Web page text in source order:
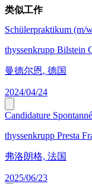
类似工作
Schülerpraktikum (m/
thyssenkrupp Bilstein
曼德尔恩, 德国
2024/04/24
Candidature
thyssenkrupp Presta
弗洛朗格, 法国
2025/06/23